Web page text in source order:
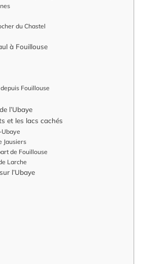
du Chastel
à Fouillouse
Fouillouse
l’Ubaye
et les lacs cachés
Jausiers
de Fouillouse
Larche
l’Ubaye